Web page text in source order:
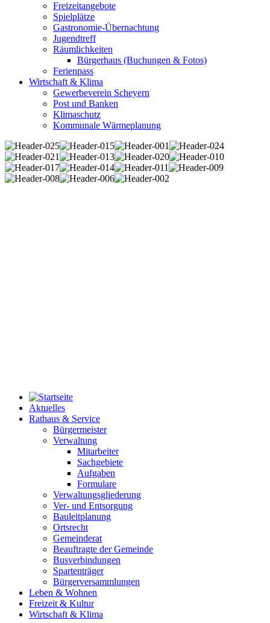
Freizeitangebote
Spielplätze
Gastronomie-Übernachtung
Jugendtreff
Räumlichkeiten
Bürgerhaus (Buchungen & Fotos)
Ferienpass
Wirtschaft & Klima
Gewerbeverein Scheyern
Post und Banken
Klimaschutz
Kommunale Wärmeplanung
Aktuelles
Rathaus & Service
Bürgermeister
Verwaltung
Mitarbeiter
Sachgebiete
Aufgaben
Formulare
Verwaltungsgliederung
Ver- und Entsorgung
Bauleitplanung
Ortsrecht
Gemeinderat
Beauftragte der Gemeinde
Busverbindungen
Spartenträger
Bürgerversammlungen
Leben & Wohnen
Freizeit & Kultur
Wirtschaft & Klima